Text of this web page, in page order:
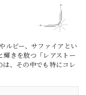
ルビー、サファイアとい
輝きを放つ「レアストー
は、その中でも特にコレ